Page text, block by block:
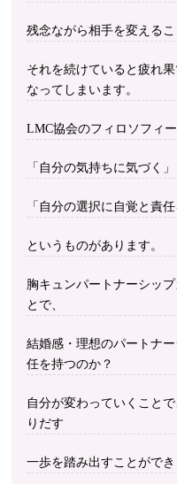
残念ながら相手を変えるこ
それを続けていると疲れ
なってしまいます。
LMC協会のフィロソフィ
「自分の気持ちに気づく」
「自分の選択に自覚と責任
というものがあります。
胸キュンパートナーシッ
とで、
結婚感・理想のパートナ
任を持つのか？
自分が変わっていくこと
りだす
一歩を踏み出すことができ